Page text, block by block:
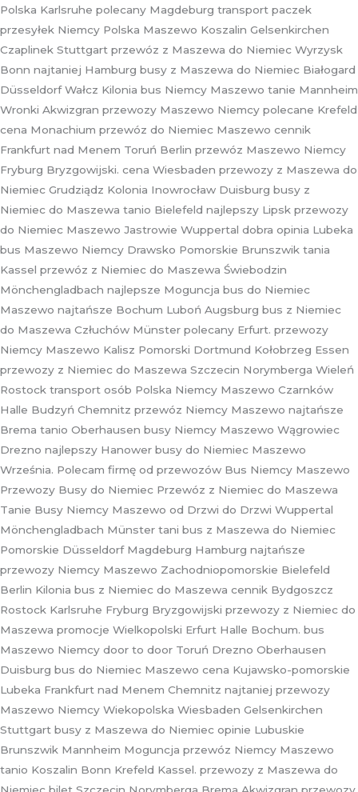
Polska Karlsruhe polecany Magdeburg transport paczek
przesyłek Niemcy Polska Maszewo Koszalin Gelsenkirchen
Czaplinek Stuttgart przewóz z Maszewa do Niemiec Wyrzysk
Bonn najtaniej Hamburg busy z Maszewa do Niemiec Białogard
Düsseldorf Wałcz Kilonia bus Niemcy Maszewo tanie Mannheim
Wronki Akwizgran przewozy Maszewo Niemcy polecane Krefeld
cena Monachium przewóz do Niemiec Maszewo cennik
Frankfurt nad Menem Toruń Berlin przewóz Maszewo Niemcy
Fryburg Bryzgowijski. cena Wiesbaden przewozy z Maszewa do
Niemiec Grudziądz Kolonia Inowrocław Duisburg busy z
Niemiec do Maszewa tanio Bielefeld najlepszy Lipsk przewozy
do Niemiec Maszewo Jastrowie Wuppertal dobra opinia Lubeka
bus Maszewo Niemcy Drawsko Pomorskie Brunszwik tania
Kassel przewóz z Niemiec do Maszewa Świebodzin
Mönchengladbach najlepsze Moguncja bus do Niemiec
Maszewo najtańsze Bochum Luboń Augsburg bus z Niemiec
do Maszewa Człuchów Münster polecany Erfurt. przewozy
Niemcy Maszewo Kalisz Pomorski Dortmund Kołobrzeg Essen
przewozy z Niemiec do Maszewa Szczecin Norymberga Wieleń
Rostock transport osób Polska Niemcy Maszewo Czarnków
Halle Budzyń Chemnitz przewóz Niemcy Maszewo najtańsze
Brema tanio Oberhausen busy Niemcy Maszewo Wągrowiec
Drezno najlepszy Hanower busy do Niemiec Maszewo
Września. Polecam firmę od przewozów Bus Niemcy Maszewo
Przewozy Busy do Niemiec Przewóz z Niemiec do Maszewa
Tanie Busy Niemcy Maszewo od Drzwi do Drzwi Wuppertal
Mönchengladbach Münster tani bus z Maszewa do Niemiec
Pomorskie Düsseldorf Magdeburg Hamburg najtańsze
przewozy Niemcy Maszewo Zachodniopomorskie Bielefeld
Berlin Kilonia bus z Niemiec do Maszewa cennik Bydgoszcz
Rostock Karlsruhe Fryburg Bryzgowijski przewozy z Niemiec do
Maszewa promocje Wielkopolski Erfurt Halle Bochum. bus
Maszewo Niemcy door to door Toruń Drezno Oberhausen
Duisburg bus do Niemiec Maszewo cena Kujawsko-pomorskie
Lubeka Frankfurt nad Menem Chemnitz najtaniej przewozy
Maszewo Niemcy Wiekopolska Wiesbaden Gelsenkirchen
Stuttgart busy z Maszewa do Niemiec opinie Lubuskie
Brunszwik Mannheim Moguncja przewóz Niemcy Maszewo
tanio Koszalin Bonn Krefeld Kassel. przewozy z Maszewa do